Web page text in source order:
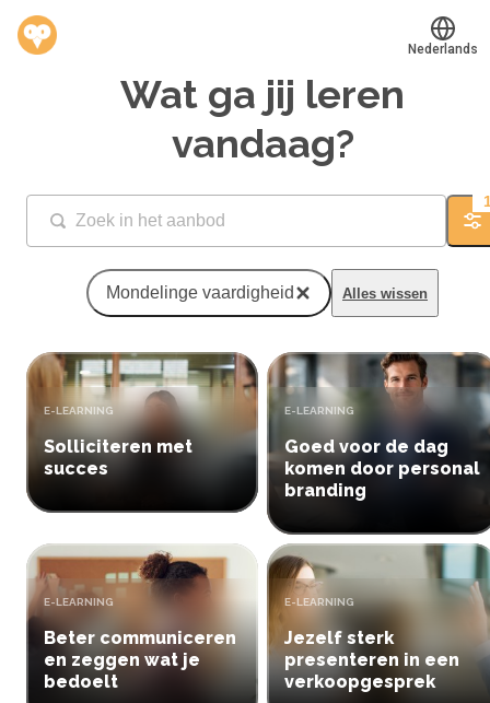
Werkvinders®
Bedrijven
Vacatures
Mijn leerplek
Voucher verzilveren
Account en hulp
Meer
Aanmelden
Nederlands
Wat ga jij leren
vandaag?
Mondelinge vaardigheid Alles wissen
Solliciteren met
succes
TYPE:
E-LEARNING
Goed voor de dag
komen door personal
branding
TYPE:
E-LEARNING
Beter communiceren
en zeggen wat je
bedoelt
TYPE:
E-LEARNING
Jezelf sterk
presenteren in een
verkoopgesprek
TYPE:
E-LEARNING